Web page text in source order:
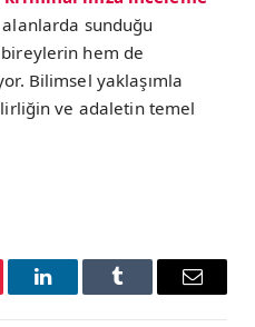
sunduğu
hem de
Bilimsel yaklaşımla
ve adaletin temel
LinkedInTumblr Email